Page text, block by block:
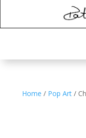
Home / Pop Art/